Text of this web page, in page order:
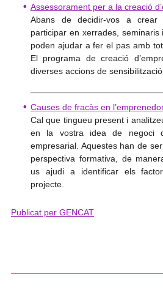
Assessorament per a la creació
Abans de decidir-vos a crear
participar en xerrades,
poden ajudar a fer el pas amb
El programa de creació
diverses accions de
Causes de fracàs en
Cal que tingueu present i
en la vostra idea de negoci
empresarial. Aquestes han de
perspectiva formativa, de
us ajudi a identificar els
projecte.
Publicat per GENCAT